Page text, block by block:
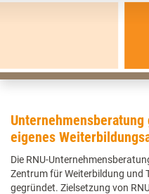
eigenes
Die RNU-
Zentrum für Weiterbildung und
gegründet. Zielsetzung von